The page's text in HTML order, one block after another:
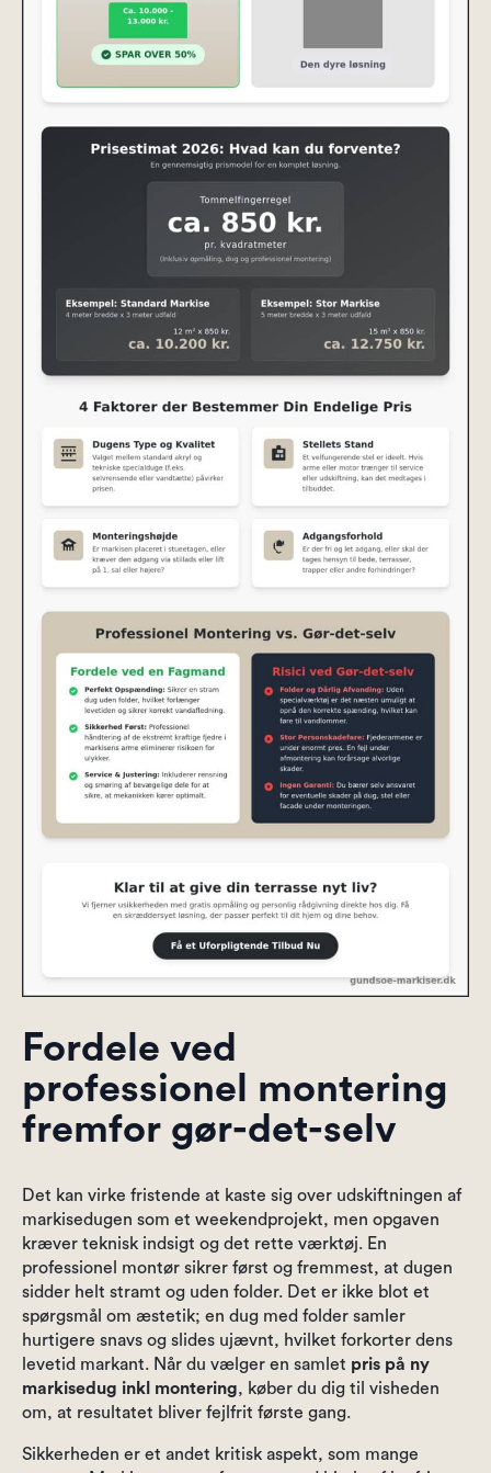
Fordele ved
professionel montering
fremfor gør-det-selv
Det kan virke fristende at kaste sig over udskiftningen af
markisedugen som et weekendprojekt, men opgaven
kræver teknisk indsigt og det rette værktøj. En
professionel montør sikrer først og fremmest, at dugen
sidder helt stramt og uden folder. Det er ikke blot et
spørgsmål om æstetik; en dug med folder samler
hurtigere snavs og slides ujævnt, hvilket forkorter dens
levetid markant. Når du vælger en samlet pris på ny
markisedug inkl montering, køber du dig til visheden
om, at resultatet bliver fejlfrit første gang.
Sikkerheden er et andet kritisk aspekt, som mange